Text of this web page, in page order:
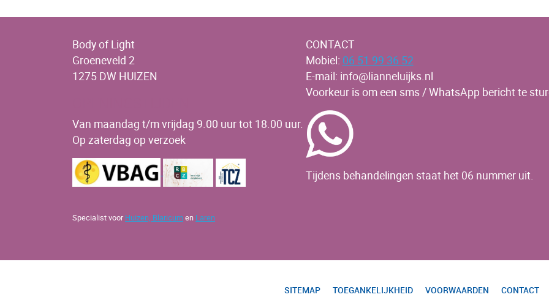
Body of Light
Groeneveld 2
1275 DW HUIZEN
Van maandag t/m vrijdag 9.00 uur tot 18.00 uur.
Op zaterdag op verzoek
Specialist voor Huizen, Blaricumen Laren
CONTACT
Mobiel: 06 51 99 36 52
E-mail: info@lianneluijks.nl
Voorkeur is om een sms / WhatsApp bericht te
Tijdens behandelingen staat het 06 nummer uit.
SITEMAP TOEGANKELIJKHEID VOORWAARDEN CONTACT